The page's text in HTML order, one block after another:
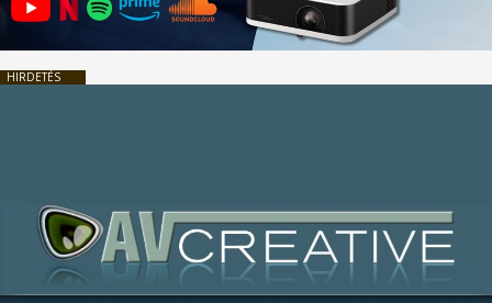
HIRDETÉS